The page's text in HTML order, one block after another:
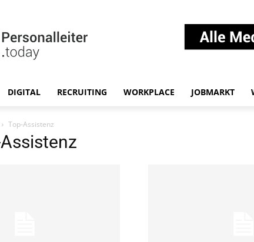
DIGITAL RECRUITING WORKPLACE JOBMARKT
Top-Assistenz